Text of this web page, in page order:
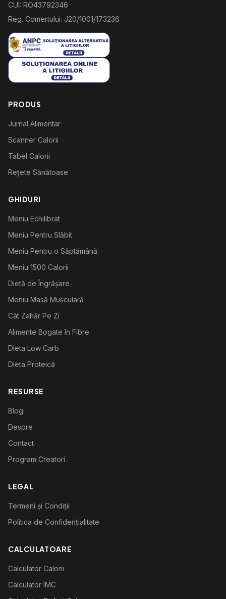
CUI: RO43792346
Reg. Comertului: J20/1001/173236
PRODUS
Jurnal Alimentar
Scanner Calorii
Tabel Calorii
Rețete Sănătoase
GHIDURI
Meniu Echilibrat
Meniu Pentru Slăbit
Meniu Pentru o Săptămână
Meniu 1500 Calorii
Dietă de Îngrășare
Meniu Masă Musculară
Cât Zahăr Pe Zi
Alimente Bogate în Fibre
Dieta Low Carb
Dieta Proteică
RESURSE
Blog
Despre
Contact
Program Creatori
LEGAL
Termeni și Condiții
Politica de Confidențialitate
CALCULATOARE
Calculator Calorii
Calculator IMC